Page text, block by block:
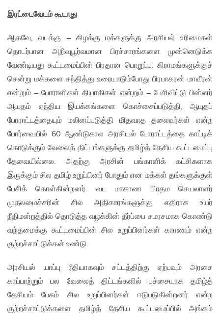
இரட்டைவேடம் கூடாது
ஆகவே, வடக்கு – கிழக்கு மக்களுக்கு அரசியல் உரிமைகள்
தொடர்பான அறிவுபூர்வமான பிரச்சாரங்களை முன்னெடுக்க
வேண்டியது கூட்டமைப்பின் பிரதான பொறுப்பு. கிராமங்களுக்குச்
சென்று மக்களை சந்தித்து உரையாடும்போது பிரபாகரன் மாவீரன்
என்றும் – போராளிகள் தியாகிகள் என்றும் – பேசிவிட்டு பின்னர்
ஆயுதம் ஏந்திய இயக்கங்களை கொச்சைப்படுத்தி, ஆயுதப்
போராட்டத்தையும் மலினப்படுத்தி மிதவாத தலைவர்கள் என்ற
போர்வையில் 60 ஆண்டுகால அரசியல் போராட்டத்தை காட்டிக்
கொடுக்கும் வேலைத் திட்டங்களுக்கு தமிழ்த் தேசிய கூட்டமைப்பு
தேவையில்லை. அதற்கு அரசின் பங்காளிக் கட்சிகளாக
இருக்கும் சில தமிழ் உறுப்பினர் போதும் என மக்கள் தங்களுக்குள்
பேசிக் கொள்கின்றனர். வட மாகாண பிரதம செயலாளர்
முதலமைச்சரின் சில அதிகாரங்களுக்கு எதிராக உயர்
நீதிமன்றத்தில் தொடுத்த வழக்கின் தீர்ப்பை சமரசமாக கொண்டு
வந்தமைக்கு கூட்டமைப்பின் சில உறுப்பினர்கள் காரணம் என்ற
குற்றச்சாட்டுக்கள் உண்டு.
அரசியல் யாப்பு ரீதியாகவும் சட்டத்திற்கு ஏற்பவும் அரசை
காப்பாற்றும் பல வேலைத் திட்டங்களில் பச்சையாக தமிழ்த்
தேசியம் பேசும் சில உறுப்பினர்கள் ஈடுபடுகின்றனர் என்ற
குற்றச்சாட்டுக்களை தமிழ்த் தேசிய கூட்டமைப்பில் அங்கம்